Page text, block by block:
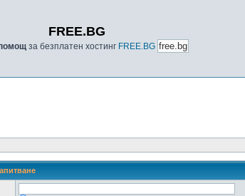
FREE.BG
за безплатен хостинг FREE.BG